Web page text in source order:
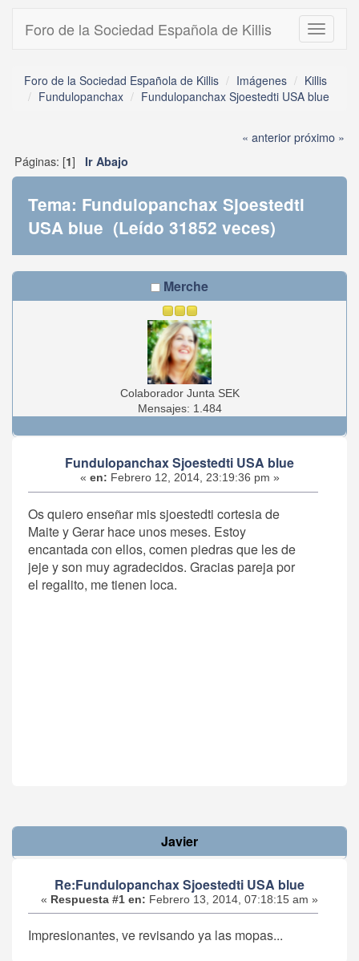
Toggle
Foro de la Sociedad Española de Killis
Foro de la Sociedad Española de Killis Imágenes
Killis
Fundulopanchax
Fundulopanchax Sjoestedti USA blue
« anteriorpróximo »
Páginas: [1] Ir Abajo
Tema: Fundulopanchax Sjoestedti
USA blue (Leído 31852 veces)
Merche
Colaborador Junta SEK
Mensajes: 1.484
Fundulopanchax Sjoestedti USA blue
« en: Febrero 12, 2014, 23:19:36 pm »
Os quiero enseñar mis sjoestedti cortesia de
Maite y Gerar hace unos meses. Estoy
encantada con ellos, comen piedras que les de
jeje y son muy agradecidos. Gracias pareja por
el regalito, me tienen loca.
Javier
Re:Fundulopanchax Sjoestedti USA blue
« Respuesta #1 en: Febrero 13, 2014, 07:18:15 am »
Impresionantes, ve revisando ya las mopas...